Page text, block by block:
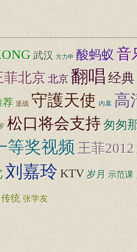
武汉 方力申 酸蚂蚁 音
菲北京 北京 翻唱 经典
荐 逆战 守護天使 内幕 高
松口将会支持匆匆
等奖视频王菲2012
刘嘉玲KTV 岁月 示范课
传统 张学友